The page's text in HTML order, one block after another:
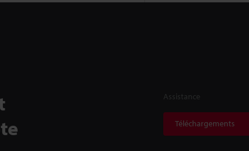
Assistance
Téléchargements